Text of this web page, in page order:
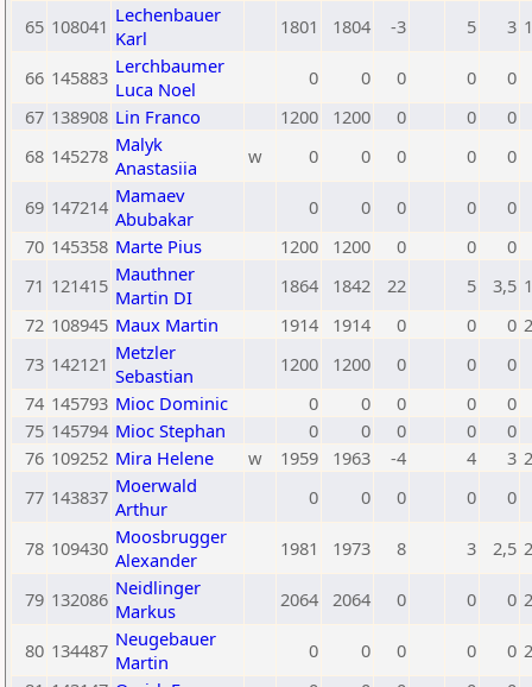
65 108041 Lechenbauer
Karl
1801 1804 -3 5 3
66 145883 Lerchbaumer
Luca Noel
0 0 0 0
0
67 138908 Lin Franco 1200 1200 0 0
0
68 145278 Malyk
Anastasiia
w 0 0 0 0 0
69 147214 Mamaev
Abubakar
0 0 0 0
0
70 145358 Marte Pius 1200 1200 0 0
0
71 121415 Mauthner
Martin DI
1864 1842 22 5 3,5
72 108945 Maux Martin 1914 1914 0 0 0
73 142121 Metzler
Sebastian
1200 1200 0 0
0
74 145793 Mioc Dominic 0 0 0 0
0
75 145794 Mioc Stephan 0 0 0 0
0
76 109252 Mira Helene w 1959 1963 -4 4 3
77 143837 Moerwald
Arthur
0 0 0 0 0
78 109430 Moosbrugger
Alexander
1981 1973 8 3 2,5
79 132086 Neidlinger
Markus
2064 2064 0 0 0
80 134487 Neugebauer
Martin
0 0 0 0 0